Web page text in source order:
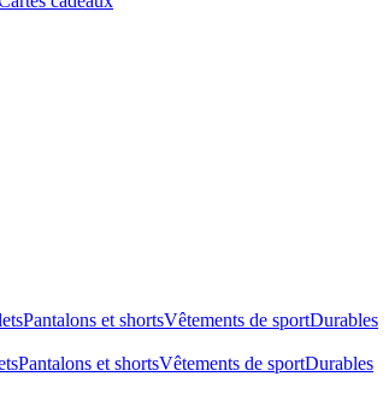
Pantalons et shortsVêtements de sportDurables
Pantalons et shortsVêtements de sportDurables